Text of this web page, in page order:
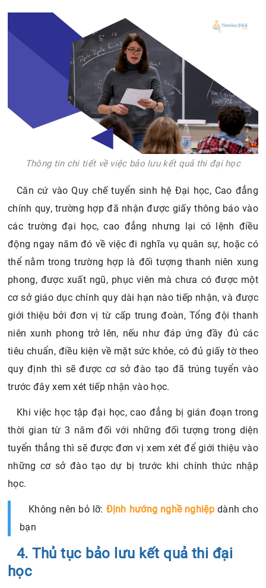
Thông tin chi tiết về việc bảo lưu kết quả thi đại học
Căn cứ vào Quy chế tuyển sinh hệ Đại học, Cao đẳng
chính quy, trường hợp đã nhận được giấy thông báo vào
các trường đại học, cao đẳng nhưng lại có lệnh điều
động ngay năm đó về việc đi nghĩa vụ quân sự, hoặc có
thể nằm trong trường hợp là đối tượng thanh niên xung
phong, được xuất ngũ, phục viên mà chưa có được một
cơ sở giáo dục chính quy dài hạn nào tiếp nhận, và được
giới thiệu bởi đơn vị từ cấp trung đoàn, Tổng đội thanh
niên xunh phong trở lên, nếu như đáp ứng đầy đủ các
tiêu chuẩn, điều kiện về mặt sức khỏe, có đủ giấy tờ theo
quy định thì sẽ được cơ sở đào tạo đã trúng tuyển vào
trước đây xem xét tiếp nhận vào học.
Khi việc học tập đại học, cao đẳng bị gián đoạn trong
thời gian từ 3 năm đối với những đối tượng trong diện
tuyển thẳng thì sẽ được đơn vị xem xét để giới thiệu vào
những cơ sở đào tạo dự bị trước khi chính thức nhập
học.
Không nên bỏ lỡ: Định hướng nghề nghiệp dành cho
bạn
4. Thủ tục bảo lưu kết quả thi đại
học